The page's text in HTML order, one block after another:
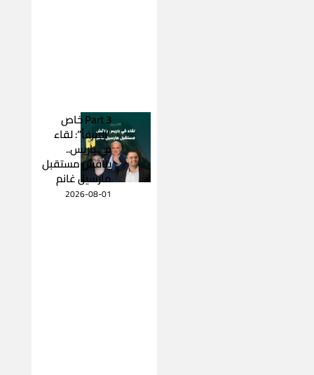
Part 3 خاص
“المرفأ”: لقاء
في باريس..
يناقش مستقبل
مارسيل غانم
2026-08-01